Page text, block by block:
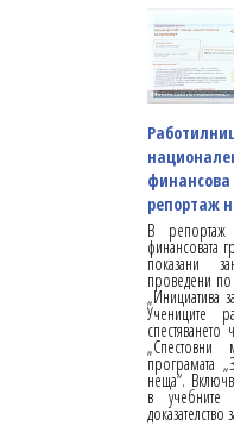
финансова
репортаж
В
финансовата
показани
проведени по
„Инициатива
Учениците
програмата
неща“.
в
доказателство